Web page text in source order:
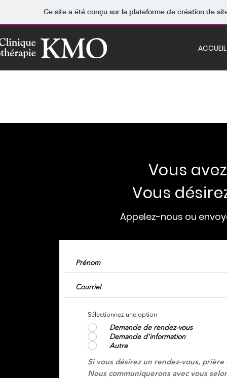
Ce site a été conçu sur la plateforme de création de
ACCUEIL
Vous
Vous
Appelez-nous ou
Sélectionnez une option
Demande de rendez-vous
Demande d'information
Autre
Si vous désirez un rendez-vous,
Nous communiquerons avec vous